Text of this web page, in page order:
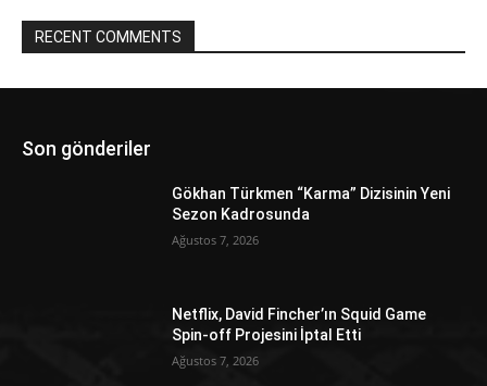
RECENT COMMENTS
Son gönderiler
Gökhan Türkmen “Karma” Dizisinin Yeni
Sezon Kadrosunda
Ağustos 7, 2026
Netflix, David Fincher’ın Squid Game
Spin-off Projesini İptal Etti
Ağustos 7, 2026